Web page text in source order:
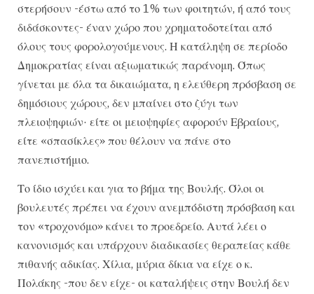
στερήσουν -έστω από το 1% των φοιτητών, ή από τους
διδάσκοντες- έναν χώρο που χρηματοδοτείται από
όλους τους φορολογούμενους. Η κατάληψη σε περίοδο
Δημοκρατίας είναι αξιωματικώς παράνομη. Όπως
γίνεται με όλα τα δικαιώματα, η ελεύθερη πρόσβαση σε
δημόσιους χώρους, δεν μπαίνει στο ζύγι των
πλειοψηφιών· είτε οι μειοψηφίες αφορούν Εβραίους,
είτε «σπασίκλες» που θέλουν να πάνε στο
πανεπιστήμιο.
Το ίδιο ισχύει και για το βήμα της Βουλής. Όλοι οι
βουλευτές πρέπει να έχουν ανεμπόδιστη πρόσβαση και
τον «τροχονόμο» κάνει το προεδρείο. Αυτά λέει ο
κανονισμός και υπάρχουν διαδικασίες θεραπείας κάθε
πιθανής αδικίας. Χίλια, μύρια δίκια να είχε ο κ.
Πολάκης -που δεν είχε- οι καταλήψεις στην Βουλή δεν